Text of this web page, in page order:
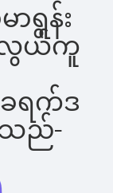
ာရွန်း
လွယ်ကူ
ခရက်ဒ
သည်-